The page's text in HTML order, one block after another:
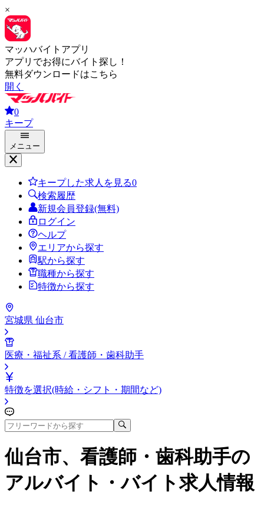
×
マッハバイトアプリ
アプリでお得にバイト探し！
無料ダウンロードはこちら
開く
0
キープ
メニュー
キープした求人を見る0
検索履歴
新規会員登録(無料)
ログイン
ヘルプ
エリアから探す
駅から探す
職種から探す
特徴から探す
宮城県 仙台市
医療・福祉系 / 看護師・歯科助手
特徴を選択(時給・シフト・期間など)
仙台市、看護師・歯科助手の
アルバイト・バイト求人情報